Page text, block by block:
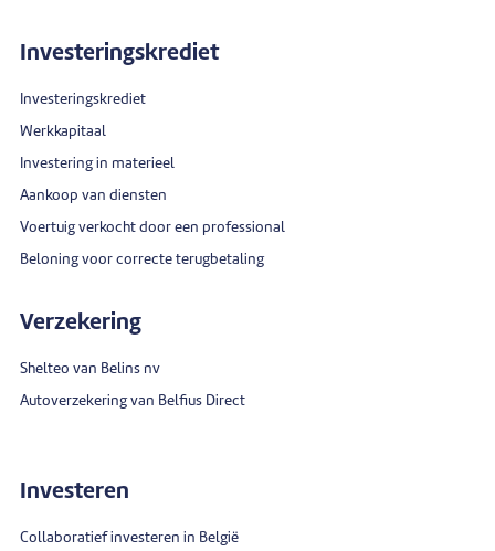
Investeringskrediet
Investeringskrediet
Werkkapitaal
Investering in materieel
Aankoop van diensten
Voertuig verkocht door een professional
Beloning voor correcte terugbetaling
Verzekering
Shelteo van Belins nv
Autoverzekering van Belfius Direct
Investeren
Collaboratief investeren in België